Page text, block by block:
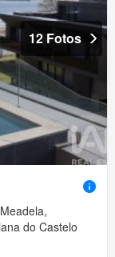
12 Fotos
do Castelo